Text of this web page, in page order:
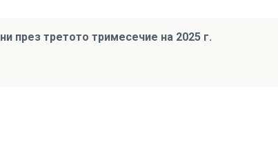
през третото тримесечие на 2025 г.